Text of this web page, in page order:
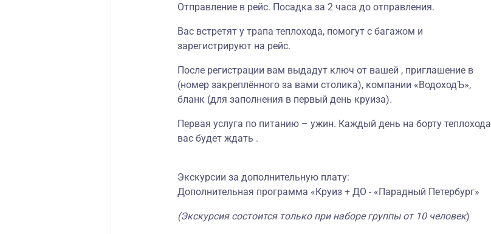
Отправление в рейс. Посадка за 2 часа до отправления.
Вас встретят у трапа теплохода, помогут с багажом и
зарегистрируют на рейс.
После регистрации вам выдадут ключ от вашей , приглашение в
(номер закреплённого за вами столика), компании «ВодоходЪ»,
бланк (для заполнения в первый день круиза).
Первая услуга по питанию – ужин. Каждый день на борту теплохода
вас будет ждать .
Экскурсии за дополнительную плату:
Дополнительная программа «Круиз + ДО - «Парадный Петербург»
(Экскурсия состоится только при наборе группы от 10 человек)